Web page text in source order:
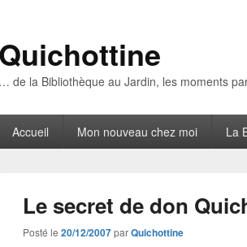
Quichottine
… de la Bibliothèque au Jardin, les moments
Accueil Mon nouveau chez moi La
Le secret de don
Posté le 20/12/2007parQuichottine